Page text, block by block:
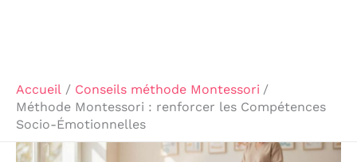
Accueil
Conseils méthode Montessori
Méthode Montessori : renforcer les Compétences
Socio-Émotionnelles